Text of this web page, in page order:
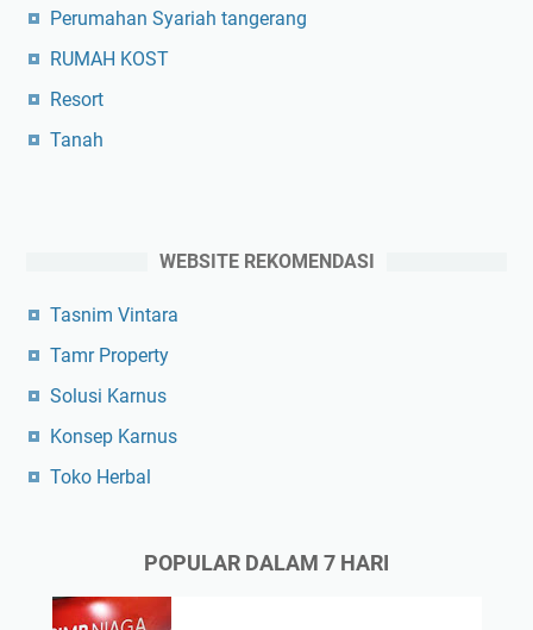
Perumahan Syariah tangerang
RUMAH KOST
Resort
Tanah
WEBSITE REKOMENDASI
Tasnim Vintara
Tamr Property
Solusi Karnus
Konsep Karnus
Toko Herbal
POPULAR DALAM 7 HARI